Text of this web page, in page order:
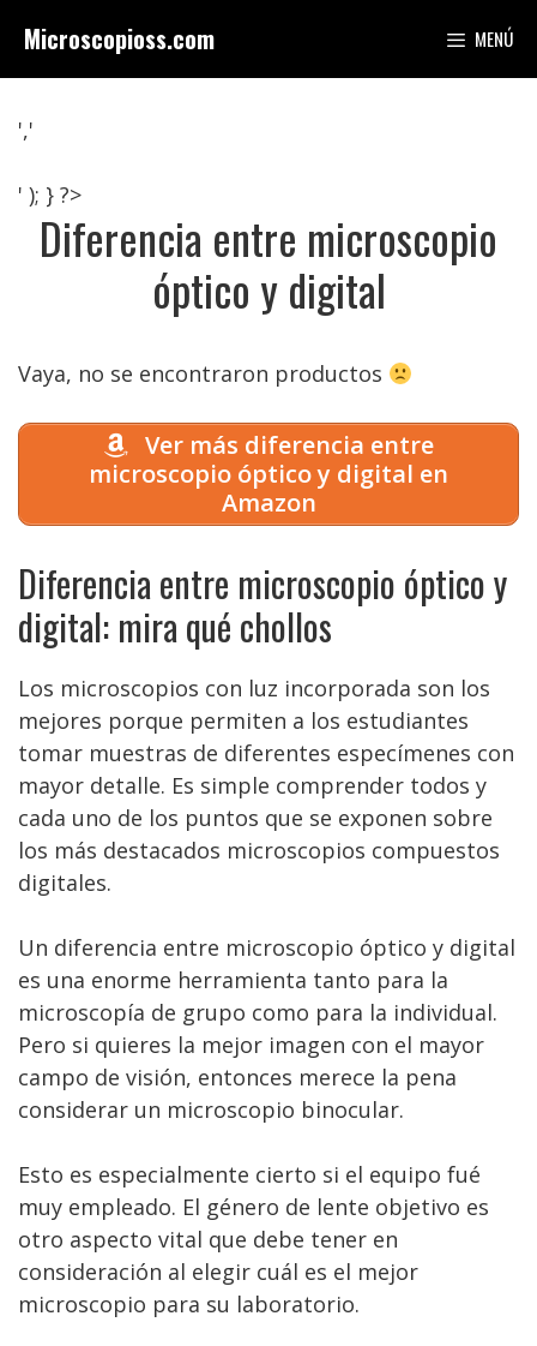
contenido
Microscopioss.com MENÚ
','
' ); } ?>
Diferencia entre microscopio
óptico y digital
Vaya, no se encontraron productos
Ver más diferencia entre
microscopio óptico y digital en
Amazon
Diferencia entre microscopio óptico y
digital: mira qué chollos
Los microscopios con luz incorporada son los
mejores porque permiten a los estudiantes
tomar muestras de diferentes especímenes con
mayor detalle. Es simple comprender todos y
cada uno de los puntos que se exponen sobre
los más destacados microscopios compuestos
digitales.
Un diferencia entre microscopio óptico y digital
es una enorme herramienta tanto para la
microscopía de grupo como para la individual.
Pero si quieres la mejor imagen con el mayor
campo de visión, entonces merece la pena
considerar un microscopio binocular.
Esto es especialmente cierto si el equipo fué
muy empleado. El género de lente objetivo es
otro aspecto vital que debe tener en
consideración al elegir cuál es el mejor
microscopio para su laboratorio.